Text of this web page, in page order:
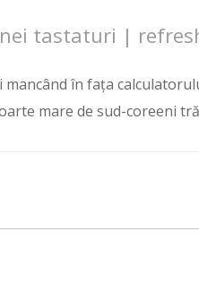
tastaturi |
în fața
mare de sud-coreeni